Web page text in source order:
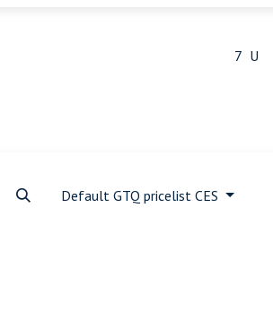
Default GTQ pricelist CES